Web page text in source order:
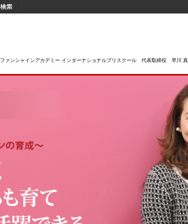
ファンシャインアカデミー インターナショナルプリスクール 代表取締役 早川